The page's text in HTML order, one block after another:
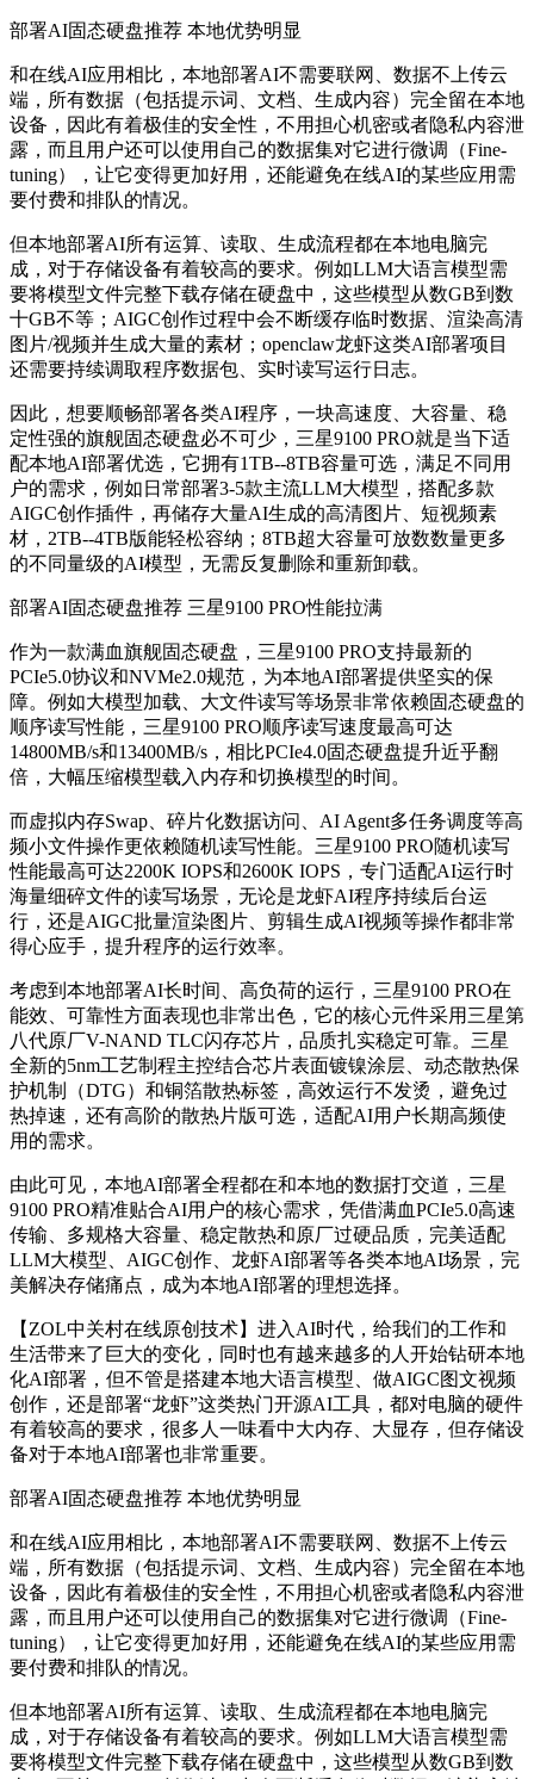
部署AI固态硬盘推荐 本地优势明显
和在线AI应用相比，本地部署AI不需要联网、数据不上传云
端，所有数据（包括提示词、文档、生成内容）完全留在本地
设备，因此有着极佳的安全性，不用担心机密或者隐私内容泄
露，而且用户还可以使用自己的数据集对它进行微调（Fine-
tuning），让它变得更加好用，还能避免在线AI的某些应用需
要付费和排队的情况。
但本地部署AI所有运算、读取、生成流程都在本地电脑完
成，对于存储设备有着较高的要求。例如LLM大语言模型需
要将模型文件完整下载存储在硬盘中，这些模型从数GB到数
十GB不等；AIGC创作过程中会不断缓存临时数据、渲染高清
图片/视频并生成大量的素材；openclaw龙虾这类AI部署项目
还需要持续调取程序数据包、实时读写运行日志。
因此，想要顺畅部署各类AI程序，一块高速度、大容量、稳
定性强的旗舰固态硬盘必不可少，三星9100 PRO就是当下适
配本地AI部署优选，它拥有1TB--8TB容量可选，满足不同用
户的需求，例如日常部署3-5款主流LLM大模型，搭配多款
AIGC创作插件，再储存大量AI生成的高清图片、短视频素
材，2TB--4TB版能轻松容纳；8TB超大容量可放数数量更多
的不同量级的AI模型，无需反复删除和重新卸载。
部署AI固态硬盘推荐 三星9100 PRO性能拉满
作为一款满血旗舰固态硬盘，三星9100 PRO支持最新的
PCIe5.0协议和NVMe2.0规范，为本地AI部署提供坚实的保
障。例如大模型加载、大文件读写等场景非常依赖固态硬盘的
顺序读写性能，三星9100 PRO顺序读写速度最高可达
14800MB/s和13400MB/s，相比PCIe4.0固态硬盘提升近乎翻
倍，大幅压缩模型载入内存和切换模型的时间。
而虚拟内存Swap、碎片化数据访问、AI Agent多任务调度等高
频小文件操作更依赖随机读写性能。三星9100 PRO随机读写
性能最高可达2200K IOPS和2600K IOPS，专门适配AI运行时
海量细碎文件的读写场景，无论是龙虾AI程序持续后台运
行，还是AIGC批量渲染图片、剪辑生成AI视频等操作都非常
得心应手，提升程序的运行效率。
考虑到本地部署AI长时间、高负荷的运行，三星9100 PRO在
能效、可靠性方面表现也非常出色，它的核心元件采用三星第
八代原厂V-NAND TLC闪存芯片，品质扎实稳定可靠。三星
全新的5nm工艺制程主控结合芯片表面镀镍涂层、动态散热保
护机制（DTG）和铜箔散热标签，高效运行不发烫，避免过
热掉速，还有高阶的散热片版可选，适配AI用户长期高频使
用的需求。
由此可见，本地AI部署全程都在和本地的数据打交道，三星
9100 PRO精准贴合AI用户的核心需求，凭借满血PCIe5.0高速
传输、多规格大容量、稳定散热和原厂过硬品质，完美适配
LLM大模型、AIGC创作、龙虾AI部署等各类本地AI场景，完
美解决存储痛点，成为本地AI部署的理想选择。
【ZOL中关村在线原创技术】进入AI时代，给我们的工作和
生活带来了巨大的变化，同时也有越来越多的人开始钻研本地
化AI部署，但不管是搭建本地大语言模型、做AIGC图文视频
创作，还是部署“龙虾”这类热门开源AI工具，都对电脑的硬件
有着较高的要求，很多人一味看中大内存、大显存，但存储设
备对于本地AI部署也非常重要。
部署AI固态硬盘推荐 本地优势明显
和在线AI应用相比，本地部署AI不需要联网、数据不上传云
端，所有数据（包括提示词、文档、生成内容）完全留在本地
设备，因此有着极佳的安全性，不用担心机密或者隐私内容泄
露，而且用户还可以使用自己的数据集对它进行微调（Fine-
tuning），让它变得更加好用，还能避免在线AI的某些应用需
要付费和排队的情况。
但本地部署AI所有运算、读取、生成流程都在本地电脑完
成，对于存储设备有着较高的要求。例如LLM大语言模型需
要将模型文件完整下载存储在硬盘中，这些模型从数GB到数